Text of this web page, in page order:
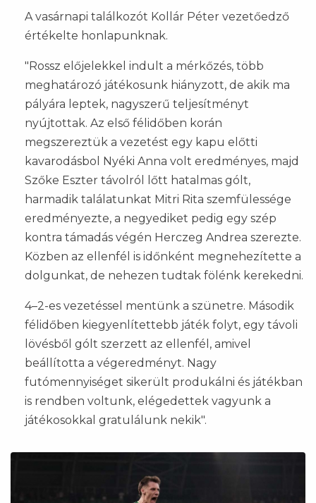
A vasárnapi találkozót Kollár Péter vezetőedző
értékelte honlapunknak.
"Rossz előjelekkel indult a mérkőzés, több
meghatározó játékosunk hiányzott, de akik ma
pályára leptek, nagyszerű teljesítményt
nyújtottak. Az első félidőben korán
megszereztük a vezetést egy kapu előtti
kavarodásbol Nyéki Anna volt eredményes, majd
Szőke Eszter távolról lőtt hatalmas gólt,
harmadik találatunkat Mitri Rita szemfülessége
eredményezte, a negyediket pedig egy szép
kontra támadás végén Herczeg Andrea szerezte.
Közben az ellenfél is időnként megnehezítette a
dolgunkat, de nehezen tudtak fölénk kerekedni.
4–2-es vezetéssel mentünk a szünetre. Második
félidőben kiegyenlítettebb játék folyt, egy távoli
lövésből gólt szerzett az ellenfél, amivel
beállította a végeredményt. Nagy
futómennyiséget sikerült produkálni és játékban
is rendben voltunk, elégedettek vagyunk a
játékosokkal gratulálunk nekik".